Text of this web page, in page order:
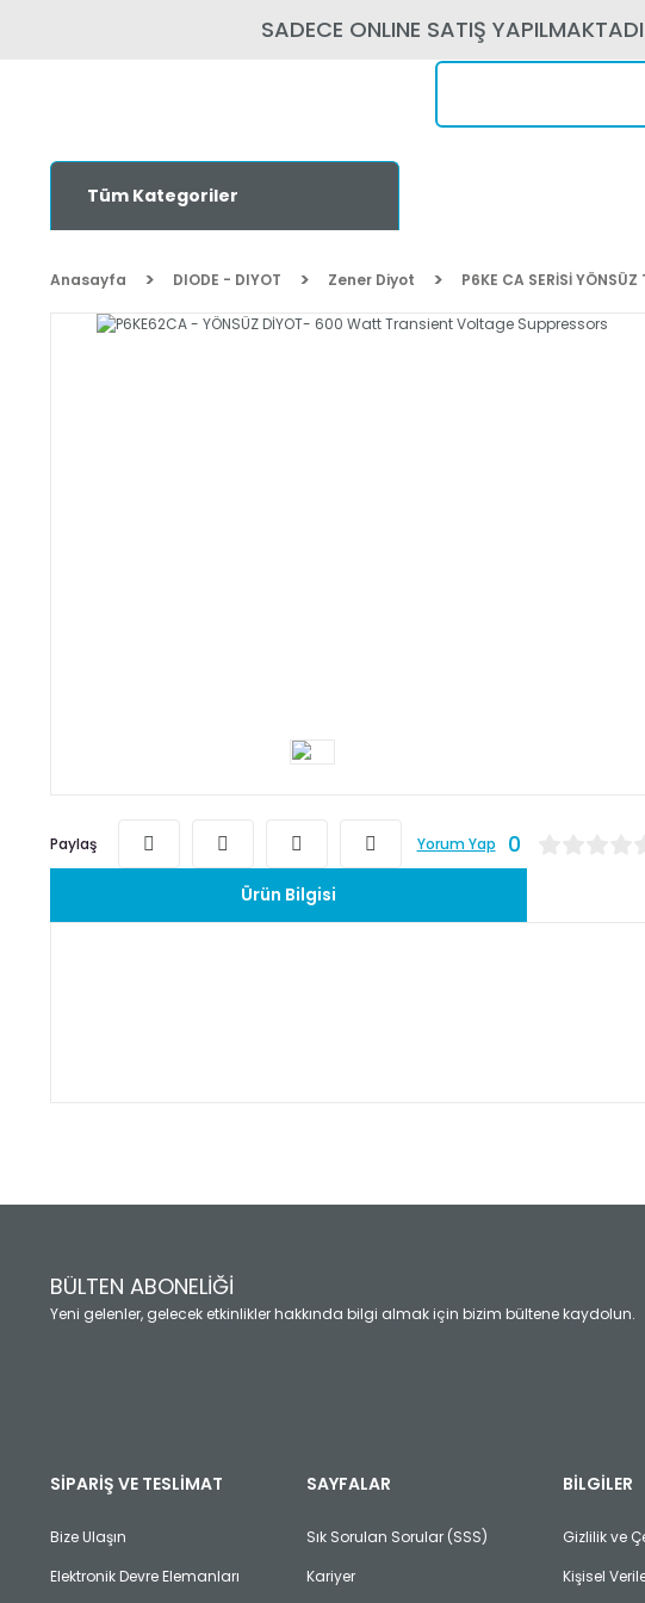
SADECE ONLINE SATIŞ
Tüm Kategoriler
Anasayfa DIODE - DIYOT Zener Diyot P6KE CA SERİSİ YÖNSÜZ
Paylaş Yorum Yap 0
Ürün Bilgisi
Ürün açıklamasında eksik bilgiler bulunuyor.
Ürün fiyatı diğer sitelerden daha pahalı.
Bu ürüne benzer farklı alternatifler olmalı.
BÜLTEN ABONELİĞİ
Yeni gelenler, gelecek etkinlikler hakkında bilgi almak için bizim bültene kaydolun.
SİPARİŞ VE TESLİMAT
Bize Ulaşın
Elektronik Devre Elemanları
SAYFALAR
Sık Sorulan Sorular (SSS)
Kariyer
BİLGİLER
Gizlilik ve
Kişisel